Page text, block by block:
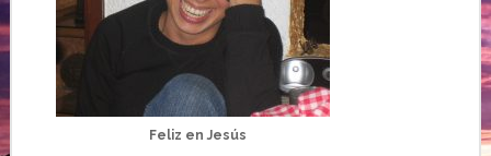
Feliz en Jesús